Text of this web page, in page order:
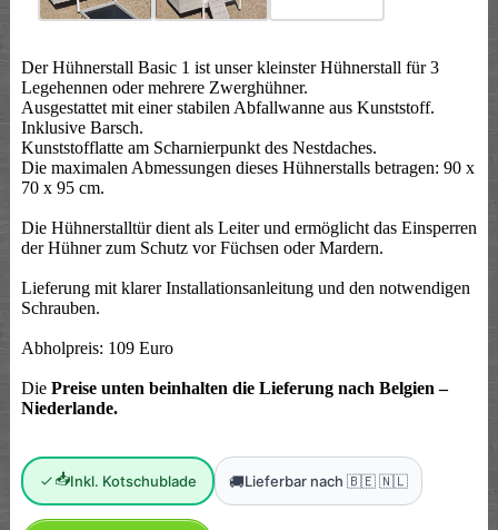
Der Hühnerstall Basic 1 ist unser kleinster Hühnerstall für 3
Legehennen oder mehrere Zwerghühner.
Ausgestattet mit einer stabilen Abfallwanne aus Kunststoff.
Inklusive Barsch.
Kunststofflatte am Scharnierpunkt des Nestdaches.
Die maximalen Abmessungen dieses Hühnerstalls betragen: 90 x
70 x 95 cm.
Die Hühnerstalltür dient als Leiter und ermöglicht das Einsperren
der Hühner zum Schutz vor Füchsen oder Mardern.
Lieferung mit klarer Installationsanleitung und den notwendigen
Schrauben.
Abholpreis: 109 Euro
Die Preise unten beinhalten die Lieferung nach Belgien –
Niederlande.
📥Inkl. Kotschublade 🚚Lieferbar nach 🇧🇪 🇳🇱